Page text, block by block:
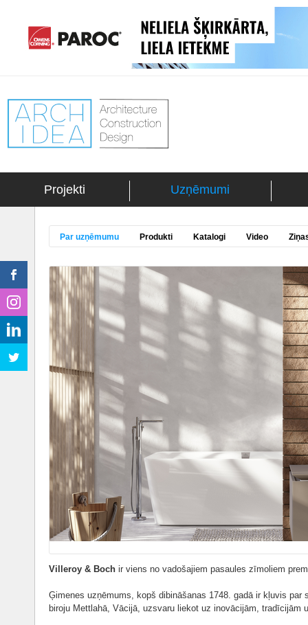
Projekti Uzņēmumi
Par uzņēmumu Produkti Katalogi Video
Villeroy & Boch ir viens no vadošajiem pasaules zīmoliem
Ģimenes uzņēmums, kopš dibināšanas 1748. gadā ir kļuvis
biroju Mettlahā, Vācijā, uzsvaru liekot uz inovācijām, tradīcijām